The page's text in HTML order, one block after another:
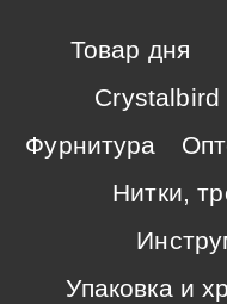
Товар дня
Crystalbird
Фурнитура
Нитки,
Упаковка и